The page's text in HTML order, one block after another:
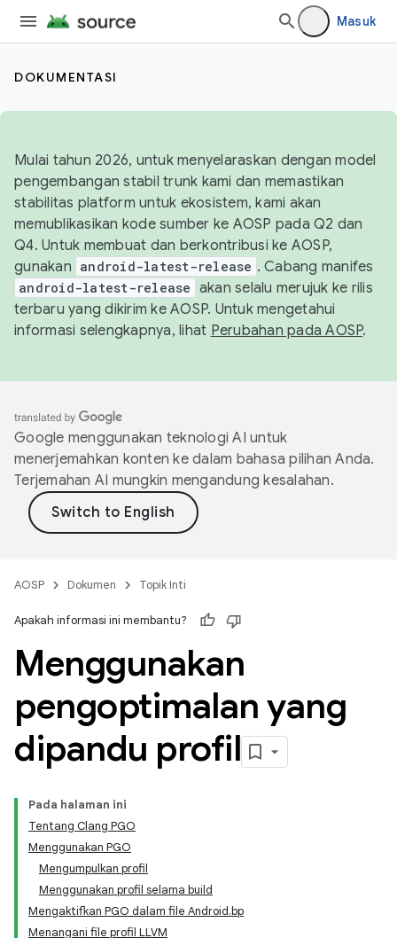
Masuk
DOKUMENTASI
Mulai tahun 2026, untuk menyelaraskan dengan model
pengembangan stabil trunk kami dan memastikan
stabilitas platform untuk ekosistem, kami akan
memublikasikan kode sumber ke AOSP pada Q2 dan
Q4. Untuk membuat dan berkontribusi ke AOSP,
gunakan android-latest-release . Cabang manifes
android-latest-release akan selalu merujuk ke rilis
terbaru yang dikirim ke AOSP. Untuk mengetahui
informasi selengkapnya, lihat Perubahan pada AOSP.
Google menggunakan teknologi AI untuk
menerjemahkan konten ke dalam bahasa pilihan Anda.
Terjemahan AI mungkin mengandung kesalahan.
AOSP Dokumen Topik Inti
Apakah informasi ini membantu?
Menggunakan
pengoptimalan yang
dipandu profil
Pada halaman ini
Tentang Clang PGO
Menggunakan PGO
Mengumpulkan profil
Menggunakan profil selama build
Mengaktifkan PGO dalam file Android.bp
Menangani file profil LLVM